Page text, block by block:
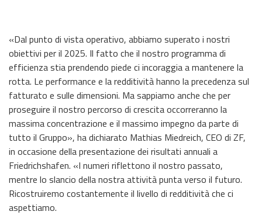
«Dal punto di vista operativo, abbiamo superato i nostri
obiettivi per il 2025. Il fatto che il nostro programma di
efficienza stia prendendo piede ci incoraggia a mantenere la
rotta. Le performance e la redditività hanno la precedenza sul
fatturato e sulle dimensioni. Ma sappiamo anche che per
proseguire il nostro percorso di crescita occorreranno la
massima concentrazione e il massimo impegno da parte di
tutto il Gruppo», ha dichiarato Mathias Miedreich, CEO di ZF,
in occasione della presentazione dei risultati annuali a
Friedrichshafen. «I numeri riflettono il nostro passato,
mentre lo slancio della nostra attività punta verso il futuro.
Ricostruiremo costantemente il livello di redditività che ci
aspettiamo.